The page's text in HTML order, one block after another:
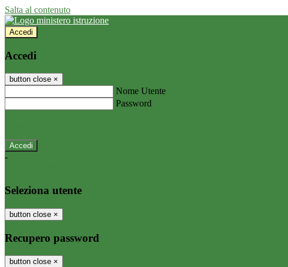
Salta al contenuto
Accedi
Accedi
button close ×
Nome Utente
Password
-
Seleziona utente
button close ×
Recupero password
button close ×